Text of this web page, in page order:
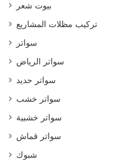
بيوت شعر
تركيب مظلات المشاريع
سواتر
سواتر الرياض
سواتر حديد
سواتر خشب
سواتر خشبية
سواتر قماش
شبوك